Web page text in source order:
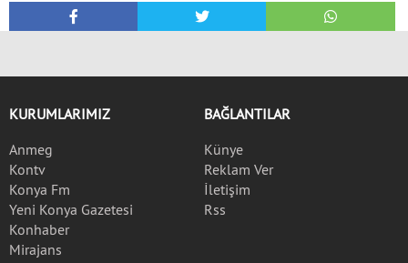
KURUMLARIMIZ
Anmeg
Kontv
Konya Fm
Yeni Konya Gazetesi
Konhaber
Mirajans
BAĞLANTILAR
Künye
Reklam Ver
İletişim
Rss